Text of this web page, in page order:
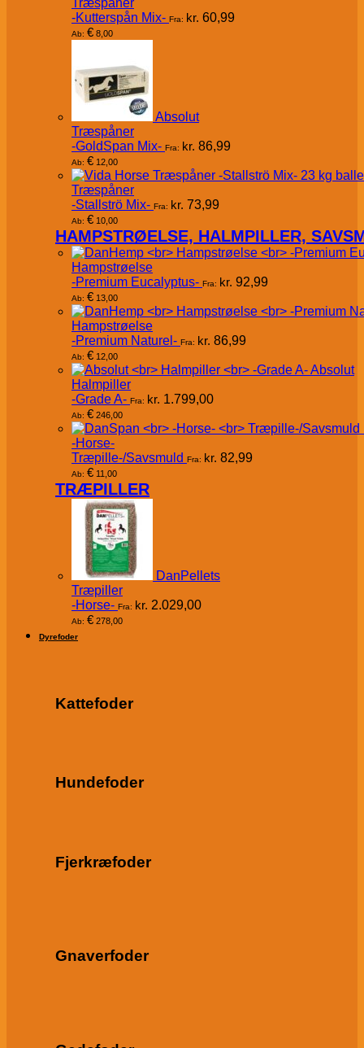
Træspåner
-Kutterspån Mix- Fra: kr. 60,99
Ab: € 8,00
Absolut
Træspåner
-GoldSpan Mix- Fra: kr. 86,99
Ab: € 12,00
Træspåner
-Stallströ Mix- Fra: kr. 73,99
Ab: € 10,00
HAMPSTRØELSE, HALMPILLER,
Hampstrøelse
-Premium Eucalyptus- Fra: kr. 92,99
Ab: € 13,00
Hampstrøelse
-Premium Naturel- Fra: kr. 86,99
Ab: € 12,00
Absolut
Halmpiller
-Grade A- Fra: kr. 1.799,00
Ab: € 246,00
-Horse-
Træpille-/Savsmuld Fra: kr. 82,99
Ab: € 11,00
TRÆPILLER
DanPellets
Træpiller
-Horse- Fra: kr. 2.029,00
Ab: € 278,00
Dyrefoder
Kattefoder
Hundefoder
Fjerkræfoder
Gnaverfoder